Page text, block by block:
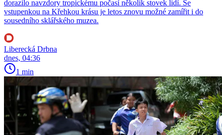
dorazilo navzdory tropickému počasí několik stovek lidí. Se
vstupenkou na Křehkou krásu je letos znovu možné zamířit i do
sousedního sklářského muzea.
Liberecká Drbna
dnes, 04:36
1 min